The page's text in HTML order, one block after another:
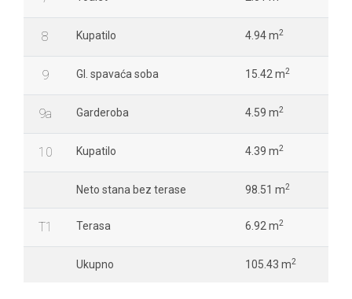
8 Kupatilo 4.94 m2
9 Gl. spavaća soba 15.42 m2
9a Garderoba 4.59 m2
10 Kupatilo 4.39 m2
Neto stana bez terase 98.51 m2
T1 Terasa 6.92 m2
Ukupno 105.43 m2